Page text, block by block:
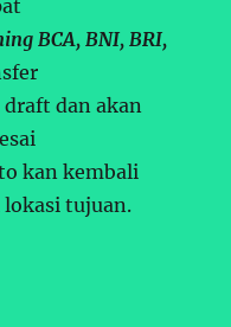
BCA, BNI, BRI,
dan akan
kan kembali
lokasi tujuan.